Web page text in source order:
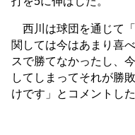
西川は球団を通じて
関しては今はあまり喜
スで勝てなかったし、
してしまってそれが勝
けです」とコメントした